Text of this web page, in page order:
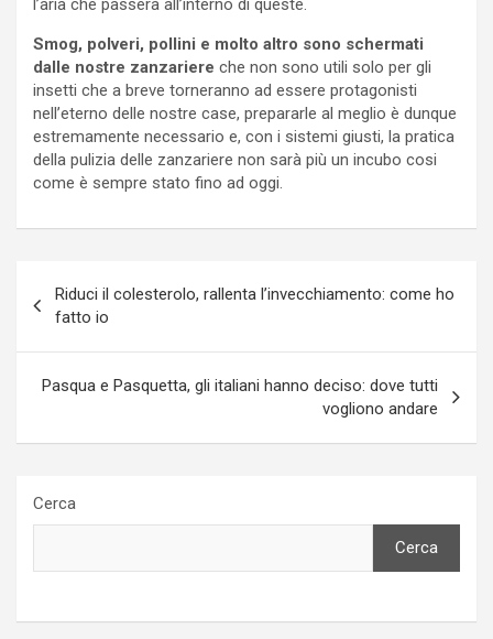
l’aria che passerà all’interno di queste.
Smog, polveri, pollini e molto altro sono schermati
dalle nostre zanzariere che non sono utili solo per gli
insetti che a breve torneranno ad essere protagonisti
nell’eterno delle nostre case, prepararle al meglio è dunque
estremamente necessario e, con i sistemi giusti, la pratica
della pulizia delle zanzariere non sarà più un incubo cosi
come è sempre stato fino ad oggi.
articoli
Riduci il colesterolo, rallenta l’invecchiamento: come ho
fatto io
Pasqua e Pasquetta, gli italiani hanno deciso: dove tutti
vogliono andare
Cerca
Cerca